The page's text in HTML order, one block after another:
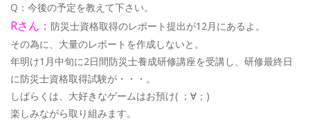
Q：今後の予定を教えて下さい。
Rさん： 防災士資格取得のレポート提出が12月にあるよ。
その為に、大量のレポートを作成しないと。
年明け1月中旬に2日間防災士養成研修講座を受講し、研修最終日
に防災士資格取得試験が・・・。
しばらくは、大好きなゲームはお預け( ；∀；)
楽しみながら取り組みます。